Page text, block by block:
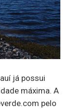
já possui
máxima. A
pelo